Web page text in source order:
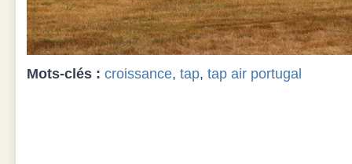
Mots-clés : croissance, tap, tap air portugal